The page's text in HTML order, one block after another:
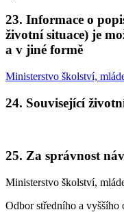
23. Informace o
životní situace) je
a v jiné formě
Ministerstvo školství,
24. Související
25. Za správnost
Ministerstvo školství,
Odbor středního a vyššího